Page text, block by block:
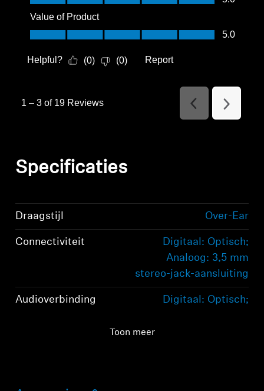
Value of Product
Value of Product, 5.0 out of 5
5.0
Helpful? (0) (0) Report
1 – 3 of 19 Reviews
Previous
Reviews
Next
Reviews
Specificaties
Draagstijl Over-Ear
Connectiviteit
Digitaal: Optisch;
Analoog: 3,5 mm
stereo-jack-aansluiting
Audioverbinding
Digitaal: Optisch;
stereo-jack-aansluiting
Toon meer